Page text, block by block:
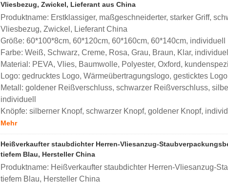
Vliesbezug, Zwickel, Lieferant aus China
Produktname: Erstklassiger, maßgeschneiderter, starker Griff,
Vliesbezug, Zwickel, Lieferant China
Größe: 60*100*8cm, 60*120cm, 60*160cm, 60*140cm, individuell
Farbe: Weiß, Schwarz, Creme, Rosa, Grau, Braun, Klar, individuell
Material: PEVA, Vlies, Baumwolle, Polyester, Oxford,
Logo: gedrucktes Logo, Wärmeübertragungslogo, gesticktes
Metall: goldener Reißverschluss, schwarzer Reißverschluss,
individuell
Knöpfe: silberner Knopf, schwarzer Knopf, goldener Knopf,
Mehr
Heißverkaufter staubdichter Herren-Vliesanzug-
tiefem Blau, Hersteller China
Produktname: Heißverkaufter staubdichter Herren-Vliesanzug-
tiefem Blau, Hersteller China